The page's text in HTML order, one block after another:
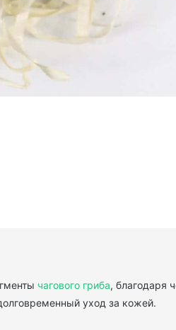
чагового гриба, благодаря
уход за кожей.